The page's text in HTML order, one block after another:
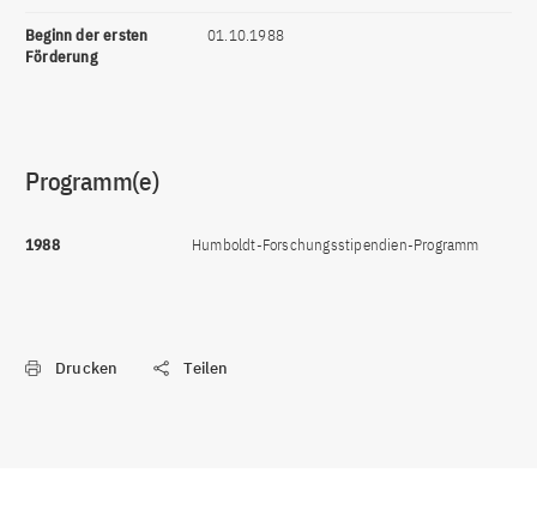
Beginn der ersten
Förderung
01.10.1988
Programm(e)
1988 Humboldt-Forschungsstipendien-Programm
Drucken Teilen